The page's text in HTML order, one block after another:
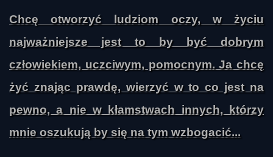
Chcę otworzyć ludziom oczy, w życiu
najważniejsze jest to by być dobrym
człowiekiem, uczciwym, pomocnym. Ja chcę
żyć znając prawdę, wierzyć w to co jest na
pewno, a nie w kłamstwach innych, którzy
mnie oszukują by się na tym wzbogacić...